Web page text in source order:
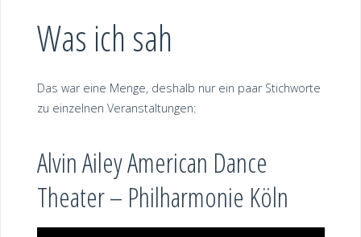
Was ich sah
Das war eine Menge, deshalb nur ein paar Stichworte
zu einzelnen Veranstaltungen:
Alvin Ailey American Dance
Theater – Philharmonie Köln